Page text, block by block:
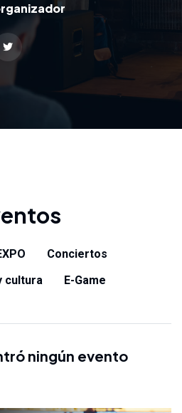
Conciertos
cultura
E-Game
ningún evento